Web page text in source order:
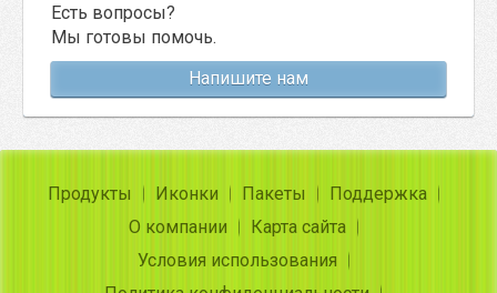
Есть вопросы?
Мы готовы помочь.
Напишите нам
Продукты Иконки Пакеты
Поддержка
О компании
Карта сайта
Условия использования